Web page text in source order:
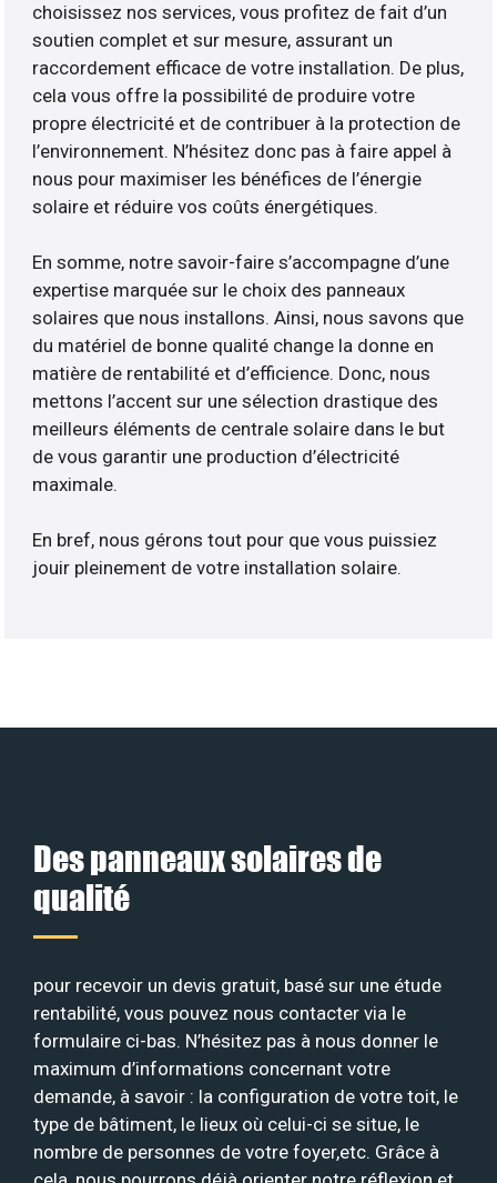
choisissez nos services, vous profitez de fait d’un
soutien complet et sur mesure, assurant un
raccordement efficace de votre installation. De plus,
cela vous offre la possibilité de produire votre
propre électricité et de contribuer à la protection de
l’environnement. N’hésitez donc pas à faire appel à
nous pour maximiser les bénéfices de l’énergie
solaire et réduire vos coûts énergétiques.
En somme, notre savoir-faire s’accompagne d’une
expertise marquée sur le choix des panneaux
solaires que nous installons. Ainsi, nous savons que
du matériel de bonne qualité change la donne en
matière de rentabilité et d’efficience. Donc, nous
mettons l’accent sur une sélection drastique des
meilleurs éléments de centrale solaire dans le but
de vous garantir une production d’électricité
maximale.
En bref, nous gérons tout pour que vous puissiez
jouir pleinement de votre installation solaire.
Des panneaux solaires de
qualité
pour recevoir un devis gratuit, basé sur une étude
rentabilité, vous pouvez nous contacter via le
formulaire ci-bas. N’hésitez pas à nous donner le
maximum d’informations concernant votre
demande, à savoir : la configuration de votre toit, le
type de bâtiment, le lieux où celui-ci se situe, le
nombre de personnes de votre foyer,etc. Grâce à